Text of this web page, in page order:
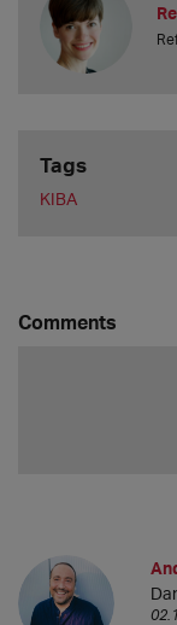
Tags
KIBA
Comments